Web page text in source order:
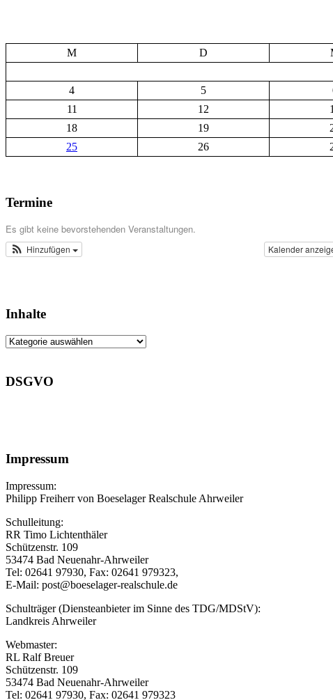
M
D
4
5
11
12
18
19
25
26
Termine
Es gibt keine bevorstehenden Veranstaltungen.
Kalender
Hinzufügen
Inhalte
Inhalte
DSGVO
Impressum
Impressum:
Philipp Freiherr von Boeselager Realschule Ahrweiler
Schulleitung:
RR Timo Lichtenthäler
Schützenstr. 109
53474 Bad Neuenahr-Ahrweiler
Tel: 02641 97930, Fax: 02641 979323,
E-Mail: post@boeselager-realschule.de
Schulträger (Diensteanbieter im Sinne des TDG/MDStV):
Landkreis Ahrweiler
Webmaster:
RL Ralf Breuer
Schützenstr. 109
53474 Bad Neuenahr-Ahrweiler
Tel: 02641 97930, Fax: 02641 979323